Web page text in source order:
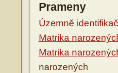
Prameny
Územně
Matrika
Matrika
narozených